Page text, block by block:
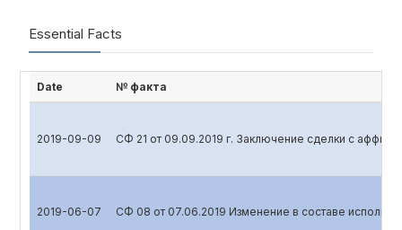
Essential Facts
Date № факта
2019-09-09 СФ 21 от 09.09.2019 г. Заключение сделки с
2019-06-07 СФ 08 от 07.06.2019 Изменение в составе